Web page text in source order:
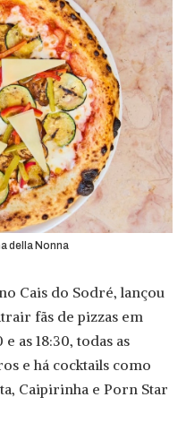
della Nonna
Cais do Sodré, lançou
fãs de pizzas em
as 18:30, todas as
e há cocktails como
Caipirinha e Porn Star